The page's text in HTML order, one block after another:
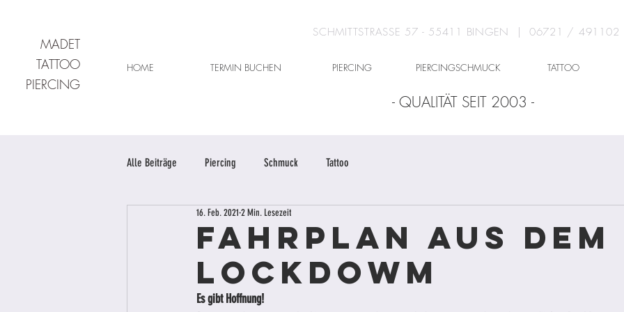
MADET
TATTOO
PIERCING
SCHMITTSTRASSE 57 - 55411 BINGEN | 06721 / 491102
HOME TERMIN BUCHEN PIERCING PIERCINGSCHMUCK TATTOO
- QUALITÄT SEIT 2003 -
Alle Beiträge Piercing Schmuck Tattoo
Fahrplan aus dem
lockdowm
16. Feb. 2021 2 Min. Lesezeit
Es gibt Hoffnung!